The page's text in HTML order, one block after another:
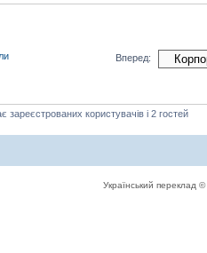
Вперед:
користувачів і 2 гостей
Український переклад